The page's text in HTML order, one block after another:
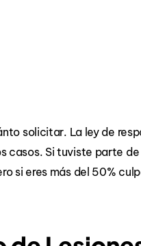
solicitar. La ley de
casos. Si tuviste parte
si eres más del 50%